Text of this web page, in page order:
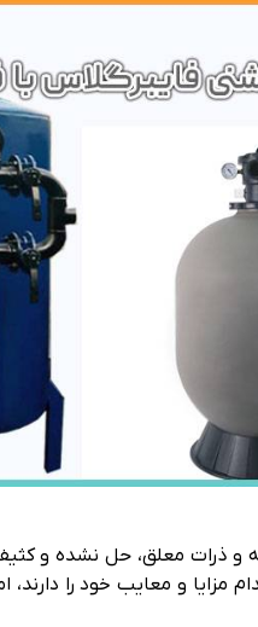
و ذرات معلق، حل نشده و
و معایب خود را دارند،